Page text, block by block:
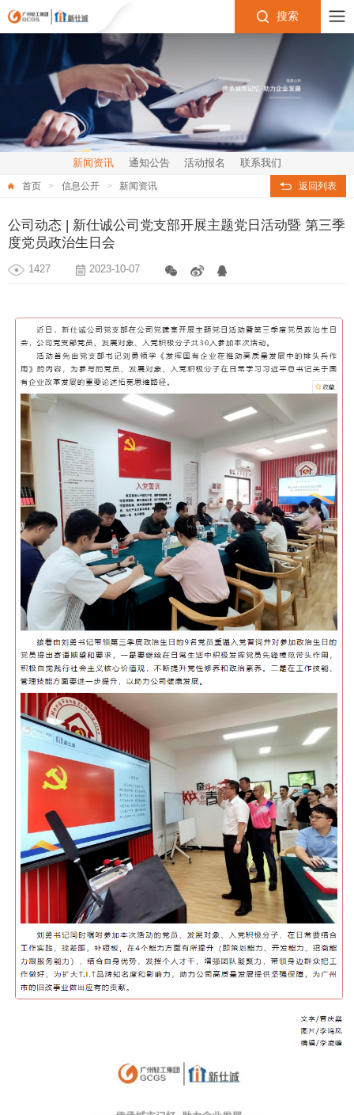
搜索
新闻资讯 通知公告 活动报名 联系我们
首页 信息公开 新闻资讯 返回列表
公司动态 | 新仕诚公司党支部开展主题党日活动暨 第三季
度党员政治生日会
1427 2023-10-07